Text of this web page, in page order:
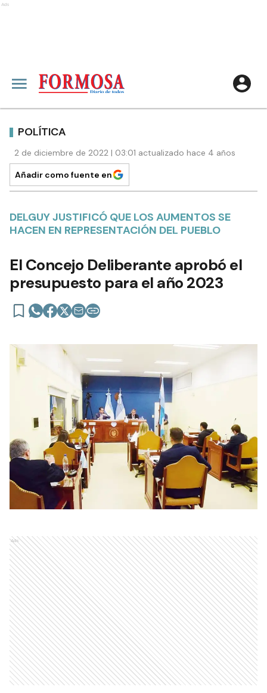
Ads
POLÍTICA
2 de diciembre de 2022 | 03:01 actualizado hace 4 años
Añadir como fuente en
DELGUY JUSTIFICÓ QUE LOS AUMENTOS SE
HACEN EN REPRESENTACIÓN DEL PUEBLO
El Concejo Deliberante aprobó el
presupuesto para el año 2023
Ads